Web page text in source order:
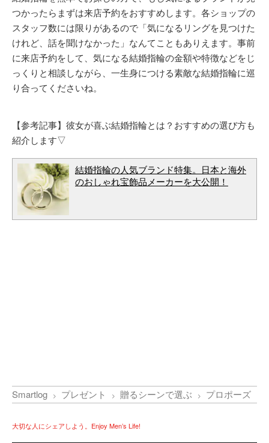
つかったらまずは来店予約をおすすめします。各ショップの
スタッフ数には限りがあるので「気になるリングを見つけた
けれど、話を聞けなかった」なんてこともありえます。事前
に来店予約をして、気になる結婚指輪の金額や特徴などをじ
っくりと相談しながら、一生身につける素敵な結婚指輪に巡
り合ってくださいね。
【参考記事】彼女が喜ぶ結婚指輪とは？おすすめの選び方も
紹介します▽
結婚指輪の人気ブランド特集。日本と海外
のおしゃれ宝飾品メーカーを大公開！
Smartlog プレゼント 贈るシーンで選ぶ プロポーズ
大切な人にシェアしよう。Enjoy Men’s Life!